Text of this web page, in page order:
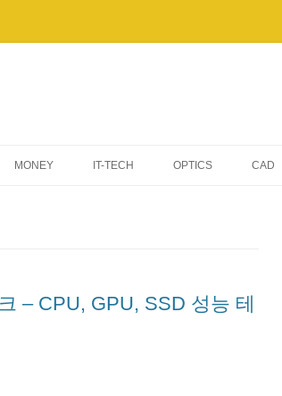
MONEY IT-TECH
ELECTRONIC DEVICES
OPTICS CAD
– CPU, GPU, SSD 성능 테